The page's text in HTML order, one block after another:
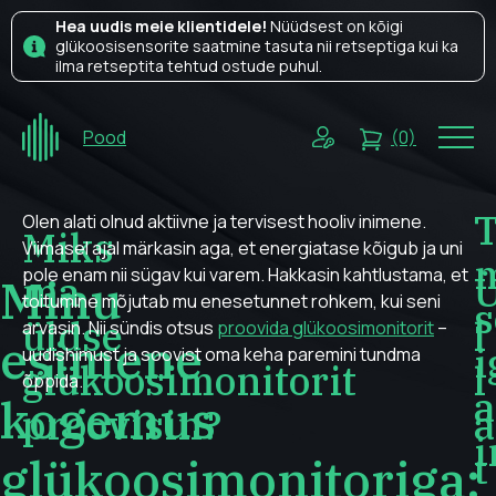
Hea uudis meie klientidele! Nüüdsest on kõigi
glükoosisensorite saatmine tasuta nii retseptiga kui ka
ilma retseptita tehtud ostude puhul.
Pood (0)
Minu
esimene
kogemus
glükoosimonitoriga:
Miks
ma
üldse
glükoosimonitorit
proovisin?
Olen alati olnud aktiivne ja tervisest hooliv inimene.
Viimasel ajal märkasin aga, et energiatase kõigub ja uni
pole enam nii sügav kui varem. Hakkasin kahtlustama, et
toitumine mõjutab mu enesetunnet rohkem, kui seni
arvasin. Nii sündis otsus proovida glükoosimonitorit–
uudishimust ja soovist oma keha paremini tundma
õppida.
l
l
a
t